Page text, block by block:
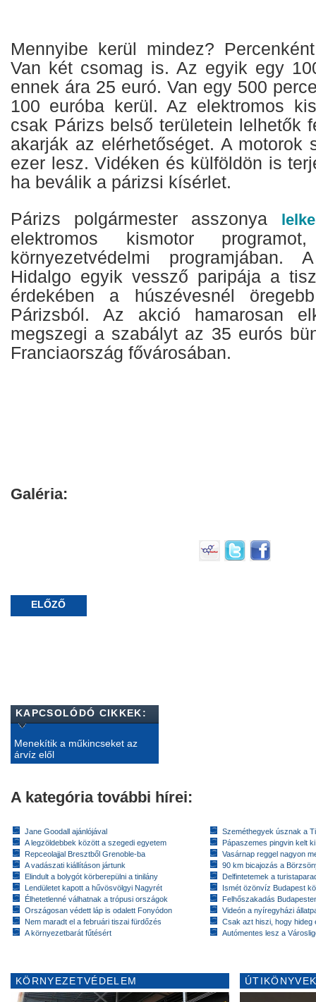
Mennyibe kerül mindez?
Van két csomag is. Az egyik egy
ennek ára 25 euró. Van egy 500
100 euróba kerül. Az elektromos
csak Párizs belső területein lelhetők
akarják az elérhetőséget. A motorok
ezer lesz. Vidéken és külföldön is
ha beválik a párizsi kísérlet.
Párizs polgármester asszonya
elektromos kismotor
környezetvédelmi programjában.
Hidalgo egyik vessző paripája a
érdekében a húszévesnél
Párizsból. Az akció hamarosan
megszegi a szabályt az 35 eurós
Franciaország fővárosában.
Galéria:
ELŐZŐ
KAPCSOLÓDÓ CIKKEK:
Menekítik a műkincseket az
árvíz elől
A kategória további hírei:
Jane Goodall ajánlójával
A legzöldebbek között a szegedi egyetem
Repceolajjal Bresztből Grenoble-ba
A vadászati kiállításon jártunk
Elindult a bolygót körberepülni a tinilány
Lendületet kapott a hűvösvölgyi Nagyrét
Élhetetlenné válhatnak a trópusi országok
Országosan védett láp is odalett Fonyódon
Nem maradt el a februári tiszai fürdőzés
A környezetbarát fűtésért
Szeméthegyek úsznak a
Pápaszemes pingvin kelt
Vasárnap reggel nagyon
90 km bicajozás a
Delfintetemek a
Ismét özönvíz Budapest
Felhőszakadás
Videón a nyíregyházi
Csak azt hiszi, hogy hideg
Autómentes lesz a
KÖRNYEZETVÉDELEM